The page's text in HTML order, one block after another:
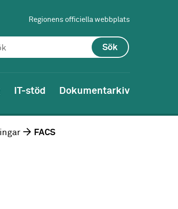
Regionens officiella webbplats
IT-stöd Dokumentarkiv
FACS